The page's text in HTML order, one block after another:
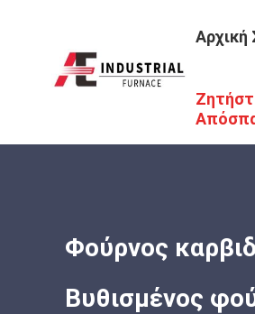
Αρχική
Προϊόντα /
Φούρνος
Βυθισμένος